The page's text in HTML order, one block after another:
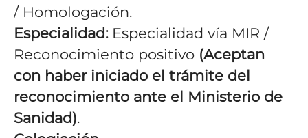
/ Homologación.
Especialidad:Especialidad vía MIR /
Reconocimiento positivo (Aceptan
con haber iniciado el trámite del
reconocimiento ante el Ministerio de
Sanidad).